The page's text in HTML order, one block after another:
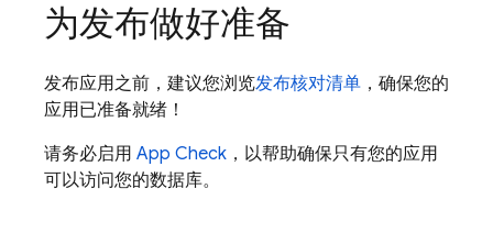
为发布做好准备
发布应用之前，建议您浏览发布核对清单 ，确保您的
应用已准备就绪！
请务必启用 App Check ，以帮助确保只有您的应用
可以访问您的数据库。